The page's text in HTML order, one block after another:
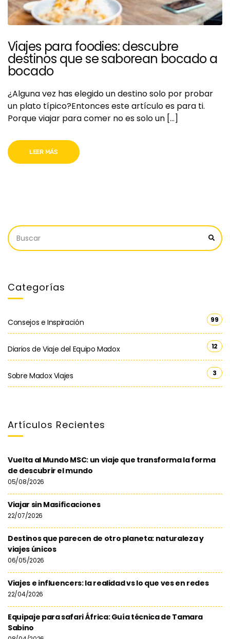
Viajes para foodies: descubre
destinos que se saborean bocado a
bocado
¿Alguna vez has elegido un destino solo por probar
un plato típico?Entonces este artículo es para ti.
Porque viajar para comer no es solo un […]
LEER MÁS
Categorías
Consejos e Inspiración 99
Diarios de Viaje del Equipo Madox 12
Sobre Madox Viajes 3
Artículos Recientes
Vuelta al Mundo MSC: un viaje que transforma la forma
de descubrir el mundo
05/08/2026
Viajar sin Masificaciones
22/07/2026
Destinos que parecen de otro planeta: naturaleza y
viajes únicos
06/05/2026
Viajes e influencers: la realidad vs lo que ves en redes
22/04/2026
Equipaje para safari África: Guía técnica de Tamara
Sabino